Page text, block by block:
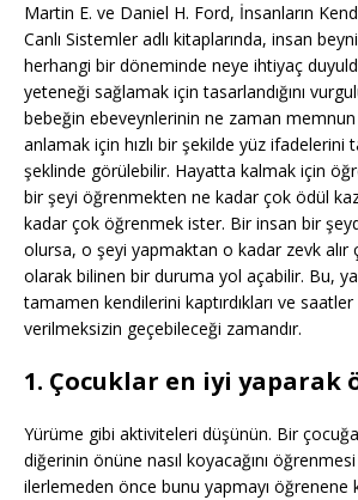
Martin E. ve Daniel H. Ford, İnsanların
Canlı Sistemler adlı kitaplarında, insan
herhangi bir döneminde neye ihtiyaç
yeteneği sağlamak için tasarlandığını
bebeğin ebeveynlerinin ne zaman
anlamak için hızlı bir şekilde yüz ifadelerini
şeklinde görülebilir. Hayatta kalmak için
bir şeyi öğrenmekten ne kadar çok ödül
kadar çok öğrenmek ister. Bir insan bir
olursa, o şeyi yapmaktan o kadar zevk alır
olarak bilinen bir duruma yol açabilir. Bu,
tamamen kendilerini kaptırdıkları ve
verilmeksizin geçebileceği zamandır.
1. Çocuklar en iyi yaparak
Yürüme gibi aktiviteleri düşünün. Bir çocuğa
diğerinin önüne nasıl koyacağını
ilerlemeden önce bunu yapmayı öğrenene